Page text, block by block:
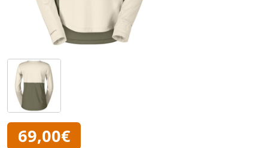
69,00€